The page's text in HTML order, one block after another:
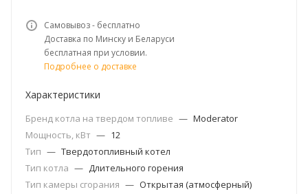
Самовывоз - бесплатно
Доставка по Минску и Беларуси
бесплатная при условии.
Подробнее о доставке
Характеристики
Бренд котла на твердом топливе — Moderator
Мощность, кВт — 12
Тип — Твердотопливный котел
Тип котла — Длительного горения
Тип камеры сгорания — Открытая (атмосферный)